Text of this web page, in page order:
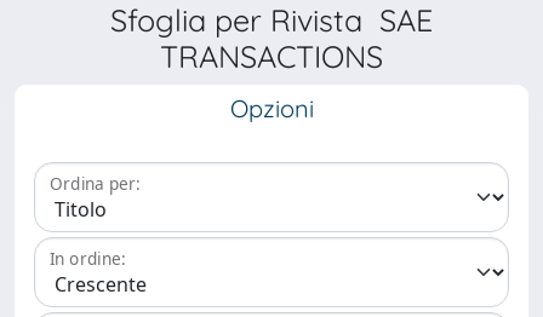
Sfoglia per Rivista SAE
TRANSACTIONS
Opzioni
Ordina per:
In ordine: